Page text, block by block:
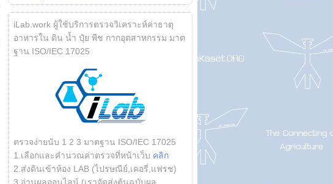
iLab.work ผู้ใช้บริการตรวจวิเคราะห์ค่าธาตุ
อาหารใน ดิน น้ำ ปุ๋ย พืช กากอุตสาหกรรม มาต
ฐาน ISO/IEC 17025
ตรวจง่ายนับ 1 2 3 มาตฐาน ISO/IEC 17025
1.เลือกและคำนวณค่าตรวจที่หน้าเว็บ คลิก
2.ส่งดินเข้าห้อง LAB (ไปรษณีย์,เคอรี่,แฟรช)
3.อ่านผลออนไลน์ (เราจัดส่งต้นฉบับผล